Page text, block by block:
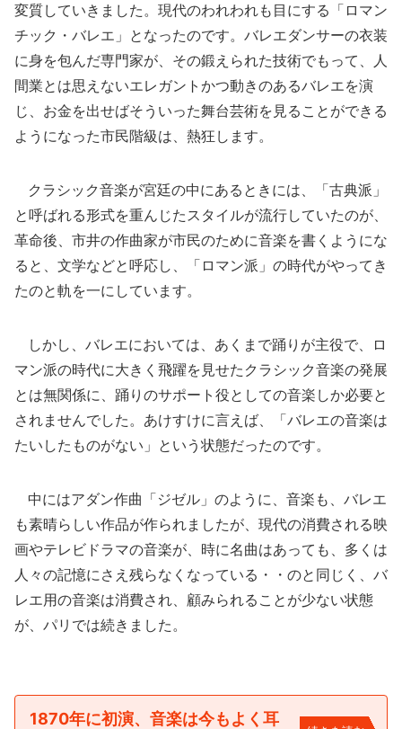
変質していきました。現代のわれわれも目にする「ロマン
チック・バレエ」となったのです。バレエダンサーの衣装
に身を包んだ専門家が、その鍛えられた技術でもって、人
間業とは思えないエレガントかつ動きのあるバレエを演
じ、お金を出せばそういった舞台芸術を見ることができる
ようになった市民階級は、熱狂します。
クラシック音楽が宮廷の中にあるときには、「古典派」
と呼ばれる形式を重んじたスタイルが流行していたのが、
革命後、市井の作曲家が市民のために音楽を書くようにな
ると、文学などと呼応し、「ロマン派」の時代がやってき
たのと軌を一にしています。
しかし、バレエにおいては、あくまで踊りが主役で、ロ
マン派の時代に大きく飛躍を見せたクラシック音楽の発展
とは無関係に、踊りのサポート役としての音楽しか必要と
されませんでした。あけすけに言えば、「バレエの音楽は
たいしたものがない」という状態だったのです。
中にはアダン作曲「ジゼル」のように、音楽も、バレエ
も素晴らしい作品が作られましたが、現代の消費される映
画やテレビドラマの音楽が、時に名曲はあっても、多くは
人々の記憶にさえ残らなくなっている・・のと同じく、バ
レエ用の音楽は消費され、顧みられることが少ない状態
が、パリでは続きました。
1870年に初演、音楽は今もよく耳